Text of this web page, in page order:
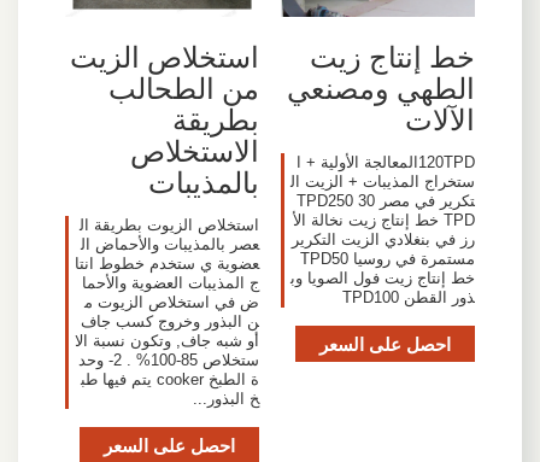
خط إنتاج زيت
الطهي ومصنعي
الآلات
120TPDالمعالجة الأولية + ا
ستخراج المذيبات + الزيت ال
تكرير في مصر TPD250 30
TPD خط إنتاج زيت نخالة الأ
رز في بنغلادي الزيت التكرير
مستمرة في روسيا TPD50
خط إنتاج زيت فول الصويا وب
ذور القطن TPD100
احصل على السعر
استخلاص الزيت
من الطحالب
بطريقة
الاستخلاص
بالمذيبات
استخلاص الزيوت بطريقة ال
عصر بالمذيبات والأحماض ال
عضوية ي ستخدم خطوط انتا
ج المذيبات العضوية والأحما
ض في استخلاص الزيوت م
ن البذور وخروج كسب جاف
أو شبه جاف, وتكون نسبة الا
ستخلاص 85-100% . 2- وحد
ة الطبخ cooker يتم فيها طب
خ البذور...
احصل على السعر